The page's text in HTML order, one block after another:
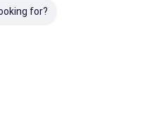
for?